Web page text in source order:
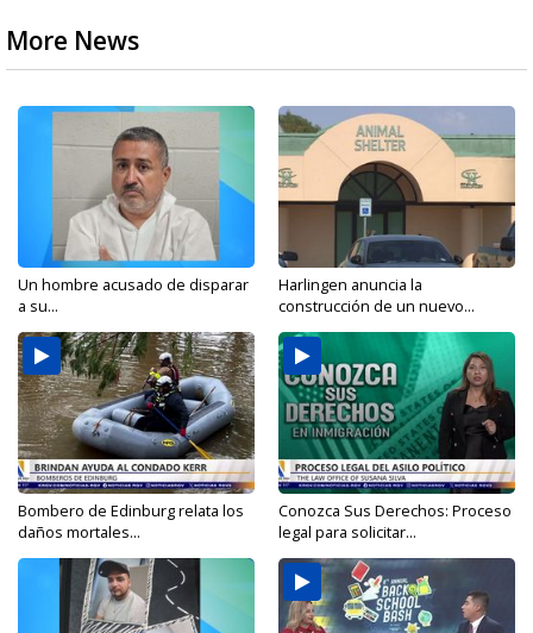
More News
Un hombre acusado de disparar
a su...
Harlingen anuncia la
construcción de un nuevo...
Bombero de Edinburg relata los
daños mortales...
Conozca Sus Derechos: Proceso
legal para solicitar...